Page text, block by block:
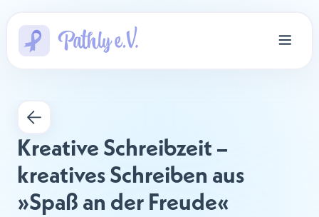
Kreative Schreibzeit –
kreatives Schreiben aus
»Spaß an der Freude«